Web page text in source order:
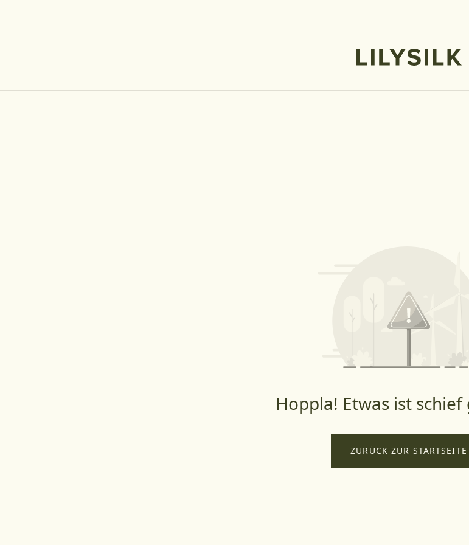
Hoppla! Etwas ist
ZURÜCK ZUR STARTSEITE